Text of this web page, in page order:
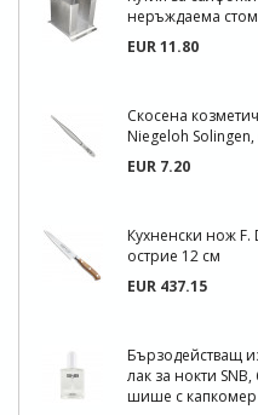
неръждаема
EUR 11.80
Скосена
Niegeloh
EUR 7.20
Кухненски нож F.
острие 12 см
EUR 437.15
Бързодействащ
лак за нокти
шише с капкомер